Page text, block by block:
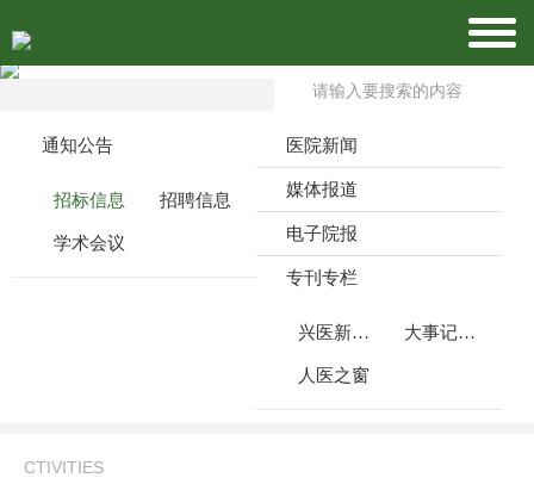
通知公告
招标信息 招聘信息
学术会议
医院新闻
媒体报道
电子院报
专刊专栏
兴医新闻周刊 大事记月报
人医之窗
CTIVITIES